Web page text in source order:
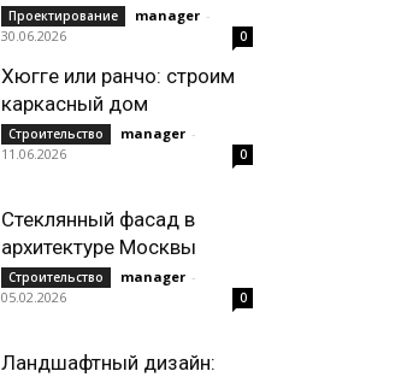
Проектирование manager -
30.06.2026
0
Хюгге или ранчо: строим
каркасный дом
Строительство manager -
11.06.2026
0
Стеклянный фасад в
архитектуре Москвы
Строительство manager -
05.02.2026
0
Ландшафтный дизайн: